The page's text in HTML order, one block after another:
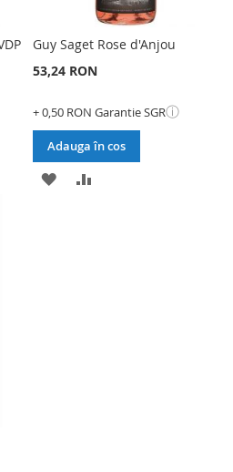
Guy Saget Rose d'Anjou
53,24 RON
+ 0,50 RON Garantie SGRⓘ
Adauga în cos
ADAUGATI